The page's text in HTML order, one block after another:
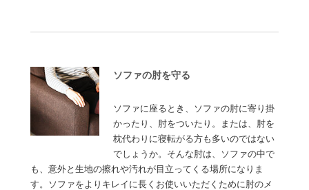
ソファの肘を守る
ソファに座るとき、ソファの肘に寄り掛
かったり、肘をついたり。または、肘を
枕代わりに寝転がる方も多いのではない
でしょうか。そんな肘は、ソファの中で
も、意外と生地の擦れや汚れが目立ってくる場所になりま
す。ソファをよりキレイに長くお使いいただくために肘のメ